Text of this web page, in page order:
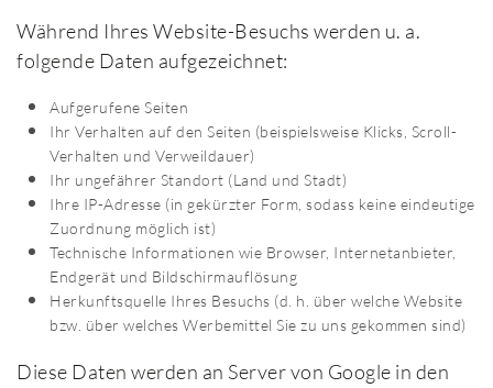
Während Ihres Website-Besuchs werden u. a.
folgende Daten aufgezeichnet:
Aufgerufene Seiten
Ihr Verhalten auf den Seiten (beispielsweise Klicks, Scroll-
Verhalten und Verweildauer)
Ihr ungefährer Standort (Land und Stadt)
Ihre IP-Adresse (in gekürzter Form, sodass keine eindeutige
Zuordnung möglich ist)
Technische Informationen wie Browser, Internetanbieter,
Endgerät und Bildschirmauflösung
Herkunftsquelle Ihres Besuchs (d. h. über welche Website
bzw. über welches Werbemittel Sie zu uns gekommen sind)
Diese Daten werden an Server von Google in den